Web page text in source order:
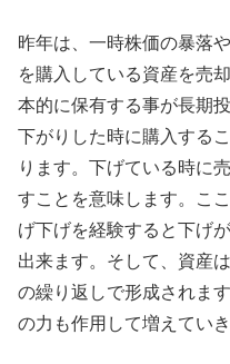
昨年は、一時株価の暴落
を購入している資産を売
本的に保有する事が長期
下がりした時に購入する
ります。下げている時に
すことを意味します。こ
げ下げを経験すると下げ
出来ます。そして、資産
の繰り返しで形成されま
の力も作用して増えていき